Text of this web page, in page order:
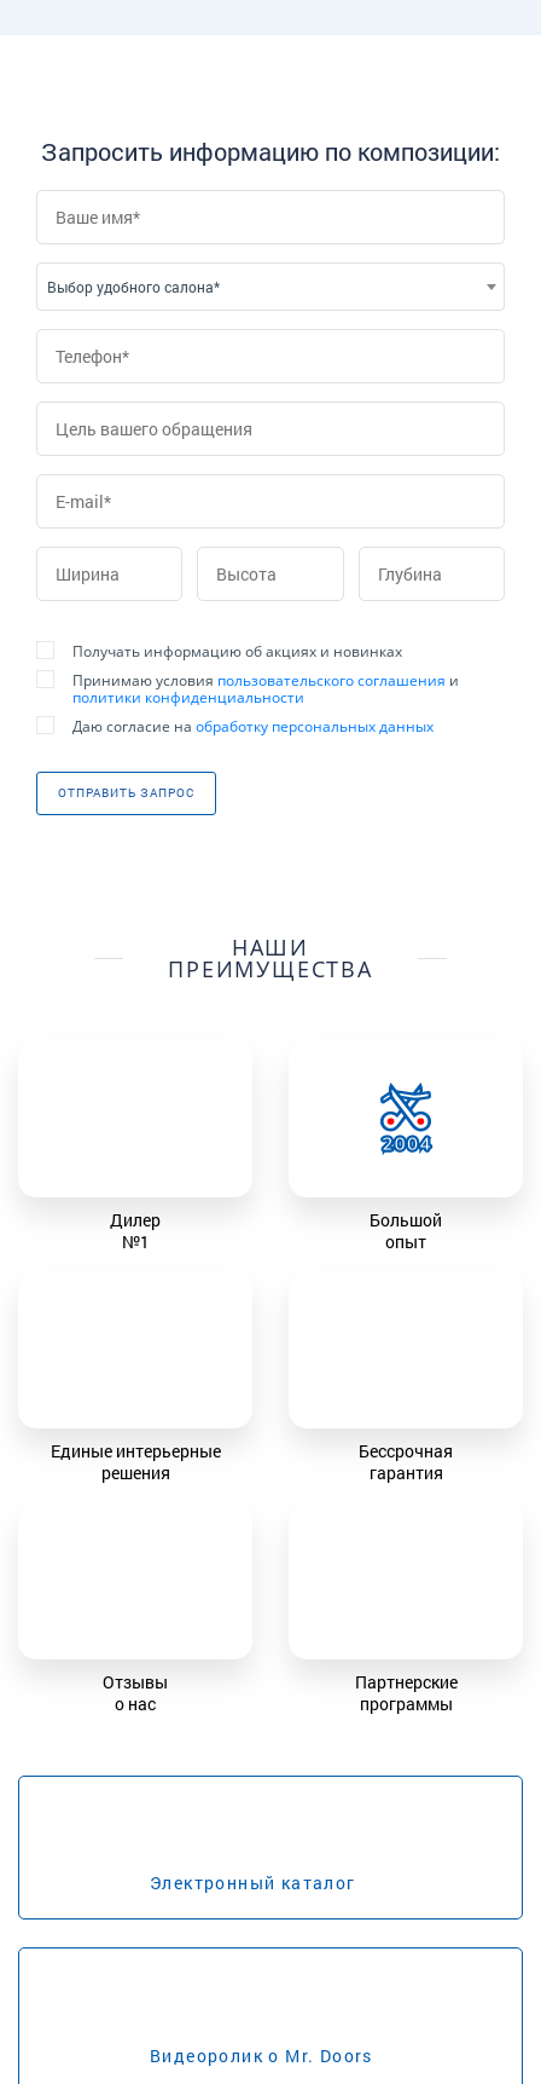
Запросить информацию по композиции:
Выбор удобного салона*
ОТПРАВИТЬ ЗАПРОС
Получать информацию об акциях и новинках
Принимаю условия пользовательского соглашения и
политики конфиденциальности
Даю согласие на обработку персональных данных
НАШИ
ПРЕИМУЩЕСТВА
Дилер
№1
Большой
опыт
Единые интерьерные
решения
Бессрочная
гарантия
Отзывы
о нас
Партнерские
программы
Электронный каталог
Видеоролик о Mr. Doors